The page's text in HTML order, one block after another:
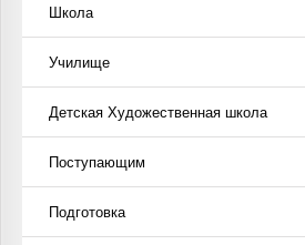
Школа
Училище
Детская Художественная школа
Поступающим
Подготовка